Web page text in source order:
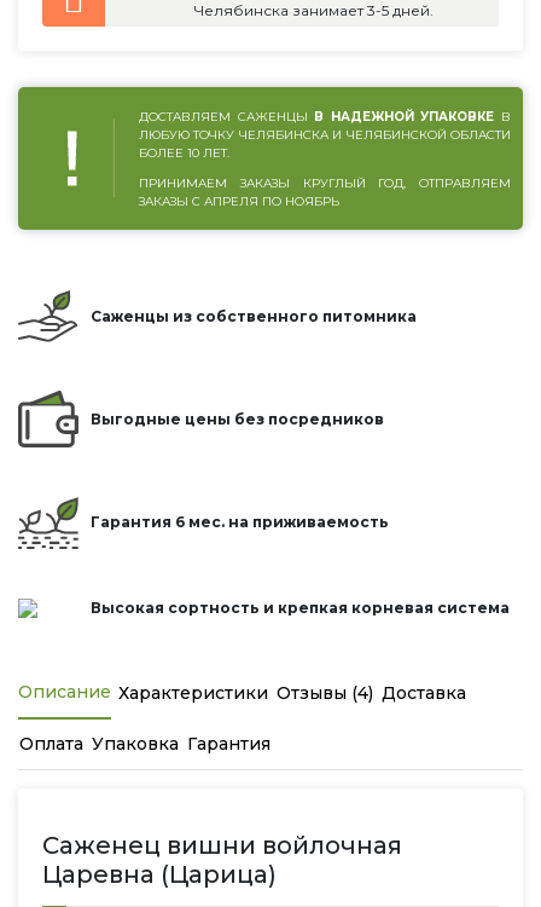
Челябинска занимает 3-5 дней.
ДОСТАВЛЯЕМ САЖЕНЦЫ В НАДЕЖНОЙ УПАКОВКЕ В
ЛЮБУЮ ТОЧКУ ЧЕЛЯБИНСКА И ЧЕЛЯБИНСКОЙ ОБЛАСТИ
БОЛЕЕ 10 ЛЕТ.
ПРИНИМАЕМ ЗАКАЗЫ КРУГЛЫЙ ГОД, ОТПРАВЛЯЕМ
ЗАКАЗЫ С АПРЕЛЯ ПО НОЯБРЬ
Саженцы из собственного питомника
Выгодные цены без посредников
Гарантия 6 мес. на приживаемость
Высокая сортность и крепкая корневая система
Описание Характеристики Отзывы (4) Доставка
Оплата Упаковка Гарантия
Саженец вишни войлочная
Царевна (Царица)